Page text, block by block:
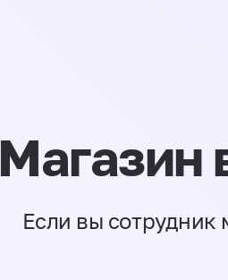
Магазин
Если вы сотрудник